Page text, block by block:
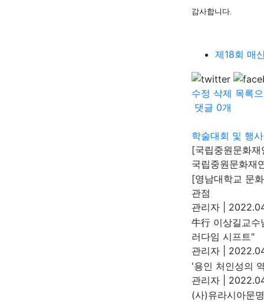
감사합니다.
제18회 매
수정 삭제 목록
댓글 0개
학술대회 및 행사
[국립중원문화
국립중원문화재
[영남대학교 문
관점
관리자
牛行 이상길교
러다임 시프트"
관리자
'용인 처인성의
관리자
(사)유라시아문